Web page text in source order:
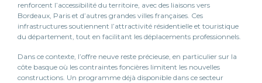
renforcent l’accessibilité du territoire, avec des liaisons vers
Bordeaux, Paris et d’autres grandes villes françaises. Ces
infrastructures soutiennent l’attractivité résidentielle et touristique
du département, tout en facilitant les déplacements professionnels.
Dans ce contexte, l’offre neuve reste précieuse, en particulier sur la
côte basque où les contraintes foncières limitent les nouvelles
constructions. Un programme déjà disponible dans ce secteur